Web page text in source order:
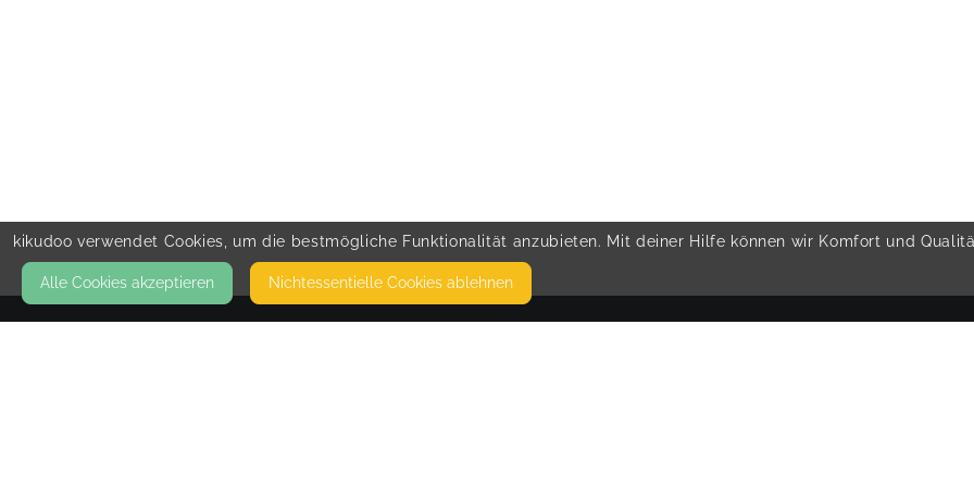
kikudoo verwendet Cookies, um die bestmögliche Funktionalität anzubieten. Mit deiner Hilfe können wir Komfort und
Alle Cookies akzeptieren Nicht­essentielle Cookies ablehnen